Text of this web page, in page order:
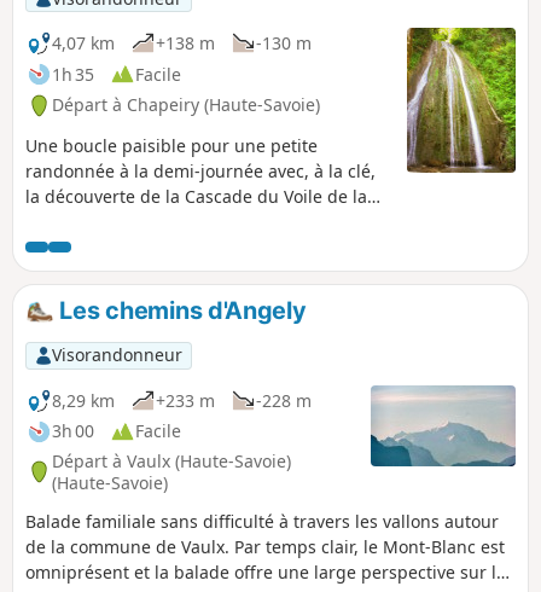
4,07 km
+138 m
-130 m
1h 35
Facile
Départ à Chapeiry (Haute-Savoie)
Une boucle paisible pour une petite
randonnée à la demi-journée avec, à la clé,
la découverte de la Cascade du Voile de la
du débit du ruisseau du Nant de l'eau salée.
Les chemins d'Angely
Visorandonneur
8,29 km
+233 m
-228 m
3h 00
Facile
Départ à Vaulx (Haute-Savoie)
(Haute-Savoie)
Balade familiale sans difficulté à travers les vallons autour
de la commune de Vaulx. Par temps clair, le Mont-Blanc est
omniprésent et la balade offre une large perspective sur la